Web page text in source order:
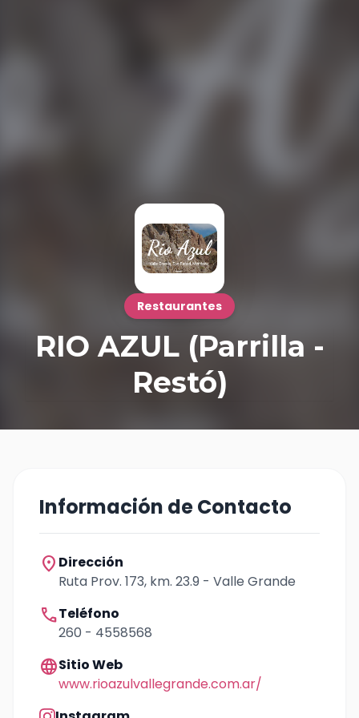
Restaurantes
RIO AZUL (Parrilla -
Restó)
Información de Contacto
location_on Dirección
Ruta Prov. 173, km. 23.9 - Valle Grande
callTeléfono
260 - 4558568
languageSitio Web
www.rioazulvallegrande.com.ar/